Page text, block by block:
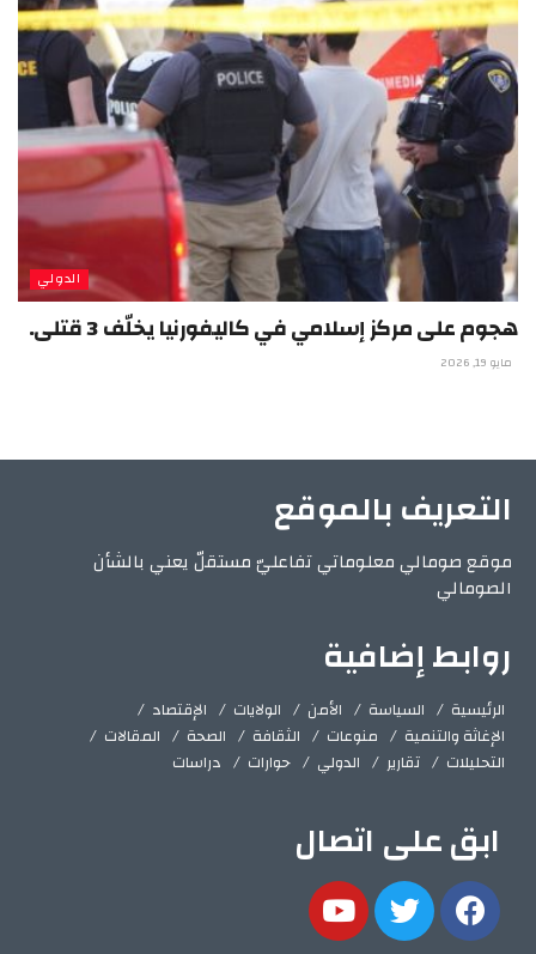
الدولي
هجوم على مركز إسلامي في كاليفورنيا يخلّف 3 قتلى.
مايو 19, 2026
التعريف بالموقع
موقع صومالي معلوماتي تفاعليّ مستقلّ يعني بالشأن
الصومالي
روابط إضافية
الرئيسية السياسة الأمن الولايات
الإقتصاد
الإغاثة والتنمية
منوعات الثقافة الصحة
المقالات
التحليلات
تقارير الدولي حوارات دراسات
ابق على اتصال